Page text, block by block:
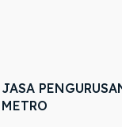
JASA
METRO